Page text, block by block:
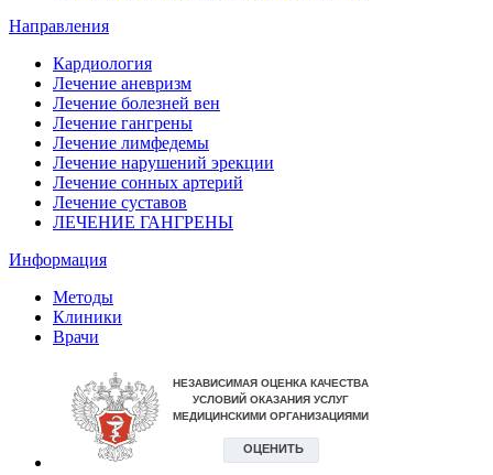
Направления
Кардиология
Лечение аневризм
Лечение болезней вен
Лечение гангрены
Лечение лимфедемы
Лечение нарушений эрекции
Лечение сонных артерий
Лечение суставов
ЛЕЧЕНИЕ ГАНГРЕНЫ
Информация
Методы
Клиники
Врачи